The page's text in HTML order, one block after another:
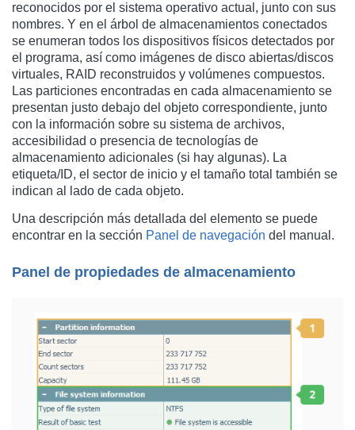
reconocidos por el sistema operativo actual, junto con sus
nombres. Y en el árbol de almacenamientos conectados
se enumeran todos los dispositivos físicos detectados por
el programa, así como imágenes de disco abiertas/discos
virtuales, RAID reconstruidos y volúmenes compuestos.
Las particiones encontradas en cada almacenamiento se
presentan justo debajo del objeto correspondiente, junto
con la información sobre su sistema de archivos,
accesibilidad o presencia de tecnologías de
almacenamiento adicionales (si hay algunas). La
etiqueta/ID, el sector de inicio y el tamaño total también se
indican al lado de cada objeto.
Una descripción más detallada del elemento se puede
encontrar en la sección Panel de navegación del manual.
Panel de propiedades de almacenamiento